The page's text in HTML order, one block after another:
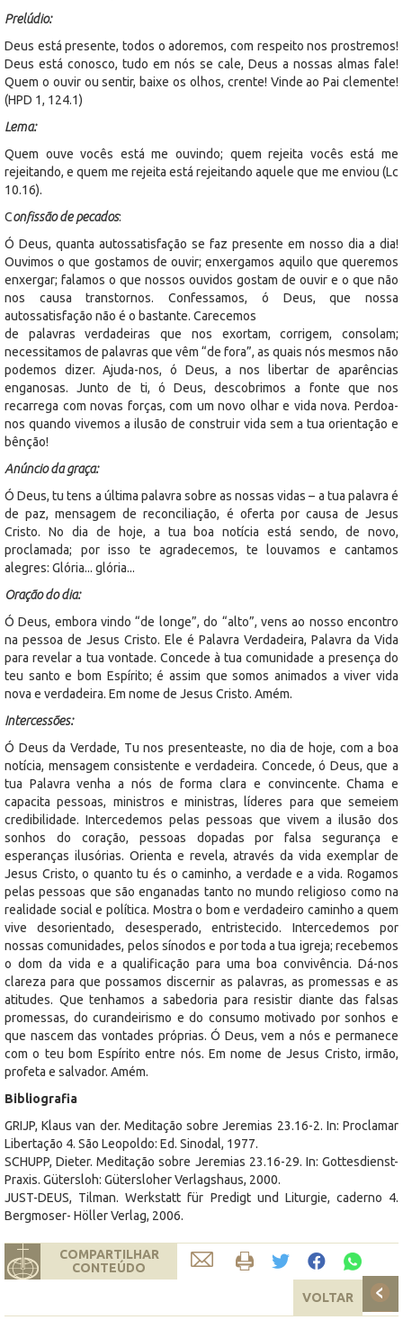
Prelúdio:
Deus está presente, todos o adoremos, com respeito nos prostremos!
Deus está conosco, tudo em nós se cale, Deus a nossas almas fale!
Quem o ouvir ou sentir, baixe os olhos, crente! Vinde ao Pai clemente!
(HPD 1, 124.1)
Lema:
Quem ouve vocês está me ouvindo; quem rejeita vocês está me
rejeitando, e quem me rejeita está rejeitando aquele que me enviou (Lc
10.16).
Confissão de pecados:
Ó Deus, quanta autossatisfação se faz presente em nosso dia a dia!
Ouvimos o que gostamos de ouvir; enxergamos aquilo que queremos
enxergar; falamos o que nossos ouvidos gostam de ouvir e o que não
nos causa transtornos. Confessamos, ó Deus, que nossa
autossatisfação não é o bastante. Carecemos
de palavras verdadeiras que nos exortam, corrigem, consolam;
necessitamos de palavras que vêm “de fora”, as quais nós mesmos não
podemos dizer. Ajuda-nos, ó Deus, a nos libertar de aparências
enganosas. Junto de ti, ó Deus, descobrimos a fonte que nos
recarrega com novas forças, com um novo olhar e vida nova. Perdoa-
nos quando vivemos a ilusão de construir vida sem a tua orientação e
bênção!
Anúncio da graça:
Ó Deus, tu tens a última palavra sobre as nossas vidas – a tua palavra é
de paz, mensagem de reconciliação, é oferta por causa de Jesus
Cristo. No dia de hoje, a tua boa notícia está sendo, de novo,
proclamada; por isso te agradecemos, te louvamos e cantamos
alegres: Glória... glória...
Oração do dia:
Ó Deus, embora vindo “de longe”, do “alto”, vens ao nosso encontro
na pessoa de Jesus Cristo. Ele é Palavra Verdadeira, Palavra da Vida
para revelar a tua vontade. Concede à tua comunidade a presença do
teu santo e bom Espírito; é assim que somos animados a viver vida
nova e verdadeira. Em nome de Jesus Cristo. Amém.
Intercessões:
Ó Deus da Verdade, Tu nos presenteaste, no dia de hoje, com a boa
notícia, mensagem consistente e verdadeira. Concede, ó Deus, que a
tua Palavra venha a nós de forma clara e convincente. Chama e
capacita pessoas, ministros e ministras, líderes para que semeiem
credibilidade. Intercedemos pelas pessoas que vivem a ilusão dos
sonhos do coração, pessoas dopadas por falsa segurança e
esperanças ilusórias. Orienta e revela, através da vida exemplar de
Jesus Cristo, o quanto tu és o caminho, a verdade e a vida. Rogamos
pelas pessoas que são enganadas tanto no mundo religioso como na
realidade social e política. Mostra o bom e verdadeiro caminho a quem
vive desorientado, desesperado, entristecido. Intercedemos por
nossas comunidades, pelos sínodos e por toda a tua igreja; recebemos
o dom da vida e a qualificação para uma boa convivência. Dá-nos
clareza para que possamos discernir as palavras, as promessas e as
atitudes. Que tenhamos a sabedoria para resistir diante das falsas
promessas, do curandeirismo e do consumo motivado por sonhos e
que nascem das vontades próprias. Ó Deus, vem a nós e permanece
com o teu bom Espírito entre nós. Em nome de Jesus Cristo, irmão,
profeta e salvador. Amém.
Bibliografia
GRIJP, Klaus van der. Meditação sobre Jeremias 23.16-2. In: Proclamar
Libertação 4. São Leopoldo: Ed. Sinodal, 1977.
SCHUPP, Dieter. Meditação sobre Jeremias 23.16-29. In: Gottesdienst-
Praxis. Gütersloh: Gütersloher Verlagshaus, 2000.
JUST-DEUS, Tilman. Werkstatt für Predigt und Liturgie, caderno 4.
Bergmoser- Höller Verlag, 2006.
COMPARTILHAR
CONTEÚDO
VOLTAR